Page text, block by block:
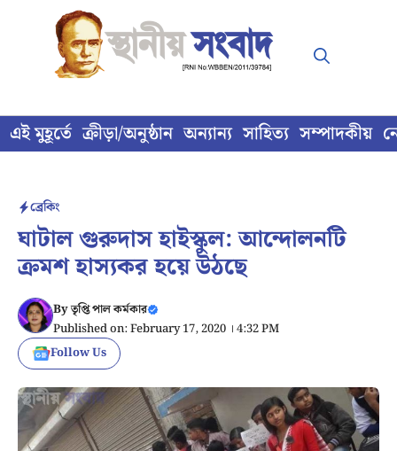
content
এই মুহূর্তে ক্রীড়া/অনুষ্ঠান অন্যান্য সাহিত্য সম্পাদকীয়
ব্রেকিং
ঘাটাল গুরুদাস হাইস্কুল: আন্দোলনটি
ক্রমশ হাস্যকর হয়ে উঠছে
Byতৃপ্তি পাল কর্মকার
Published on: February 17, 2020 । 4:32 PM
Follow Us